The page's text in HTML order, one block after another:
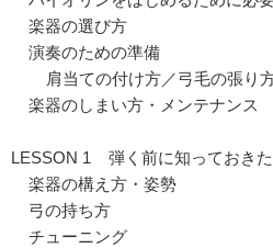
楽器の選び方
演奏のための準備
肩当ての付け方／弓毛の張り
楽器のしまい方・メンテナンス
LESSON 1 弾く前に知っておきた
楽器の構え方・姿勢
弓の持ち方
チューニング